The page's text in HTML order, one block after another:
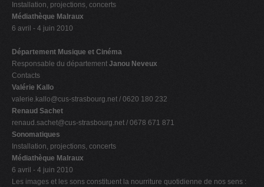
Installation, projections, concerts
Médiathèque Malraux
6 avril - 4 juin 2010
Département Musique et Cinéma
Responsable du département Janou Neveux
Contacts
Valérie Kallo
valerie.kallo@cus-strasbourg.net / 0620 180 232
Renaud Sachet
renaud.sachet@cus-strasbourg.net / 0678 671 871
Sonomatiques
Installation, projections, concerts
Médiathèque Malraux
6 avril - 4 juin 2010
Les images et les sons constituent la nourriture quotidienne de nos sens :